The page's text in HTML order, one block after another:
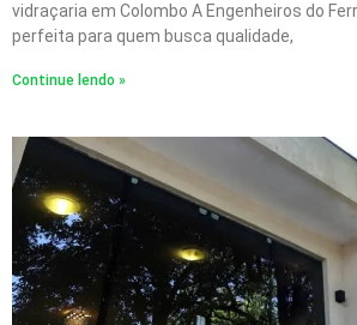
vidraçaria em Colombo A Engenheiros do
perfeita para quem busca qualidade,
Continue lendo »